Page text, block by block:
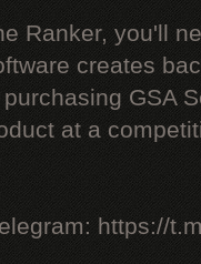
Ranker, you'll
creates
GSA
at a
https://